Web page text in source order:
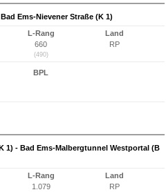
Ems-Nievener Straße (K 1)
L-Rang
660
(490)
Land
RP
BPL
1) - Bad Ems-Malbergtunnel Westportal (B
L-Rang
1.079
Land
RP